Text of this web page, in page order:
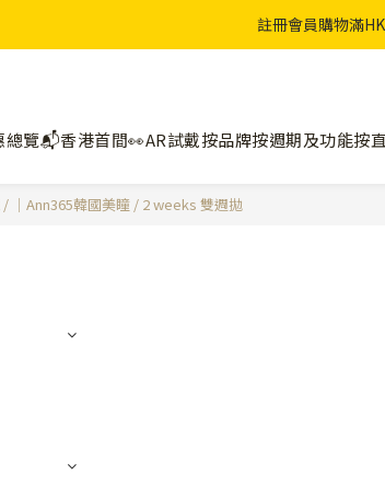
註冊會員購物滿
總覽📬香港首間👀AR試戴按品牌按週期及功能按
/ ｜Ann365韓國美瞳 / 2 weeks 雙週拋